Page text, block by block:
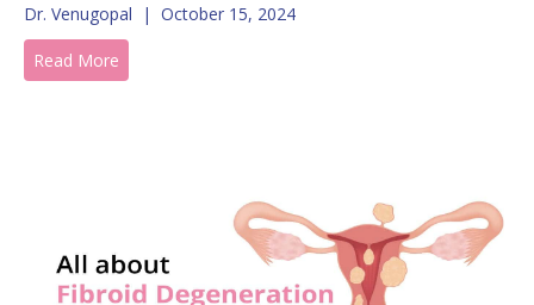
Dr. Venugopal | October 15, 2024
Read More